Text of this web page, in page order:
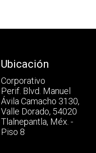
Ubicación
Corporativo
Perif. Blvd. Manuel
Ávila Camacho 3130,
Valle Dorado, 54020
Tlalnepantla, Méx. -
Piso 8